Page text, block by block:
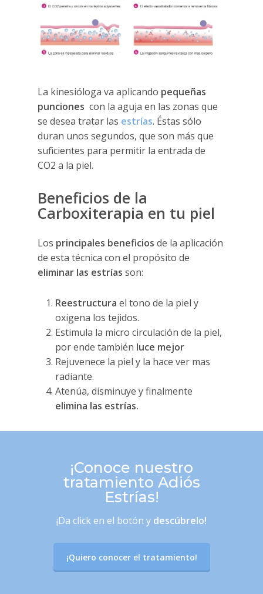
La kinesióloga va aplicando pequeñas
punciones con la aguja en las zonas que
se desea tratar las estrías. Éstas sólo
duran unos segundos, que son más que
suficientes para permitir la entrada de
CO2 a la piel.
Beneficios de la
Carboxiterapia en tu piel
Los principales beneficios de la aplicación
de esta técnica con el propósito de
eliminar las estrías son:
Reestructura el tono de la piel y
oxigena los tejidos.
Estimula la micro circulación de la piel,
por ende también luce mejor
Rejuvenece la piel y la hace ver mas
radiante.
Atenúa, disminuye y finalmente
elimina las estrías.
¡Conoce nuestro
tratamiento Adiós
Estrías!
¡Da click en el botón y descúbrelo!
¡Quiero conocer el tratamiento!